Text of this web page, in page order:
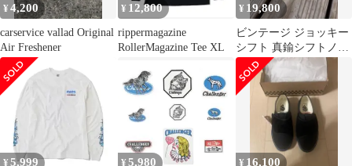
¥4,200
carservice vallad Original
Air Freshener
¥ 12,800
rippermagazine
RollerMagazine Tee XL
¥ 19,800
ビンテージ ジョッキー
シフト 真鍮シフトノブ
ハーレー ワンオフシフ
トレバー
¥ 5,999 ¥ 5,980 ¥ 16,100